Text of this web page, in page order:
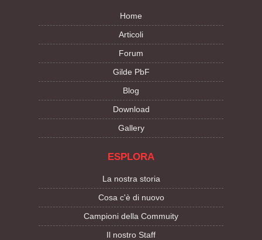
Home
Articoli
Forum
Gilde PbF
Blog
Download
Gallery
ESPLORA
La nostra storia
Cosa c'è di nuovo
Campioni della Commuity
Il nostro Staff